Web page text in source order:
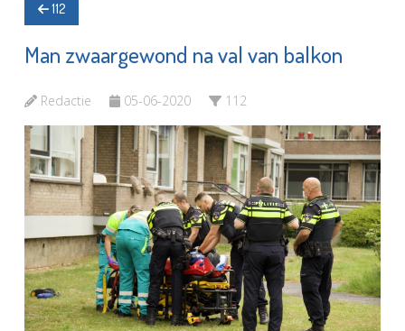
112
Man zwaargewond na val van balkon
Redactie 05-06-2020 112